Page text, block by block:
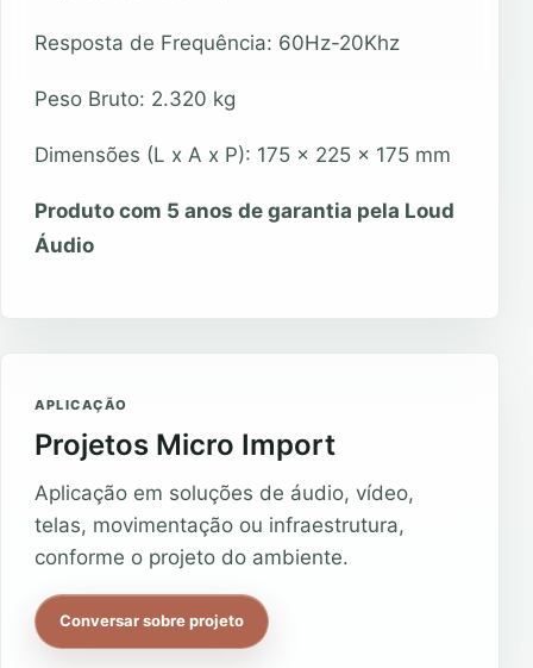
Resposta de Frequência: 60Hz-20Khz
Peso Bruto: 2.320 kg
Dimensões (L x A x P): 175 x 225 x 175 mm
Produto com 5 anos de garantia pela Loud
Áudio
APLICAÇÃO
Projetos Micro Import
Aplicação em soluções de áudio, vídeo,
telas, movimentação ou infraestrutura,
conforme o projeto do ambiente.
Conversar sobre projeto